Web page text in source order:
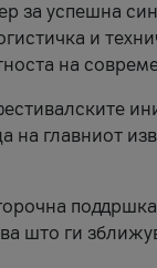
за успешна
и
на
на главниот
што ги